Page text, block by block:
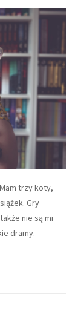
trzy koty,
Gry
nie są mi
dramy.